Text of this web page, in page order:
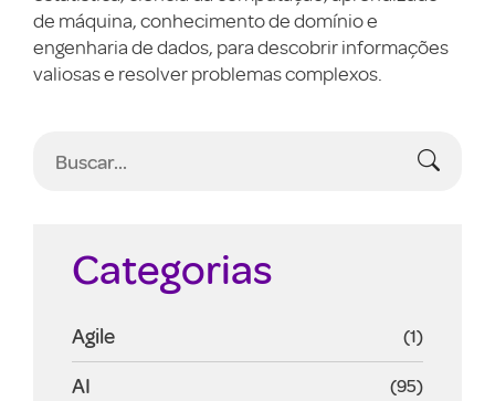
de máquina, conhecimento de domínio e
engenharia de dados, para descobrir informações
valiosas e resolver problemas complexos.
Categorias
Agile (1)
AI (95)